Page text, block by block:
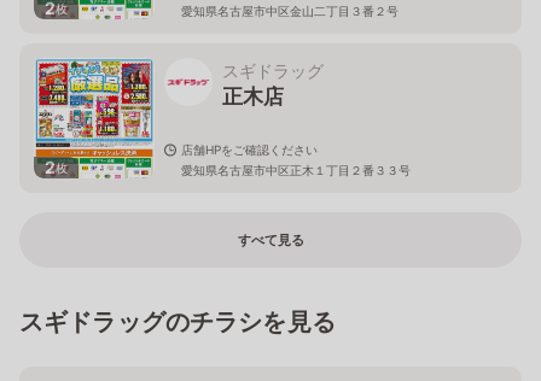
2枚
愛知県名古屋市中区金山二丁目３番２号
2枚
スギドラッグ
正木店
店舗HPをご確認ください
愛知県名古屋市中区正木１丁目２番３３号
すべて見る
スギドラッグのチラシを見る